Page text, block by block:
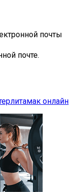
почты
почте.
онлайн